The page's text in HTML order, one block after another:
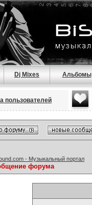
Dj Mixes Альбомы
пользователей
- Музыкальный портал
форума